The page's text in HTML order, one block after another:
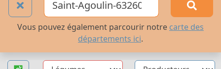
Vous pouvez également parcourir notre carte des
départements ici.